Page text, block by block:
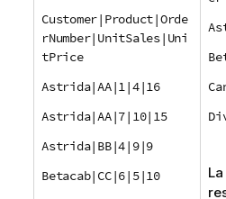
Customer|Product|Orde
rNumber|UnitSales|Uni
tPrice
Astrida|AA|1|4|16
Astrida|AA|7|10|15
Astrida|BB|4|9|9
Betacab|CC|6|5|10